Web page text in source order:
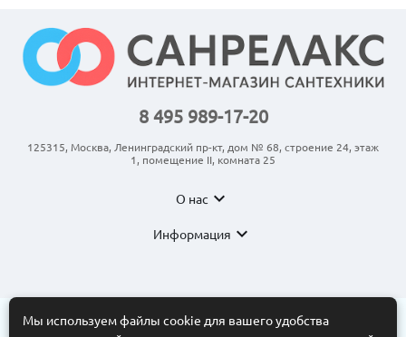
8 495 989-17-20
125315, Москва, Ленинградский пр-кт, дом № 68, строение 24, этаж
1, помещение II, комната 25
О нас expand_more
Информация expand_more
Мы используем файлы cookie для вашего удобства